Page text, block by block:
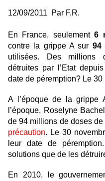
12/09/2011 Par F.R.
En France, seulement6
contre la grippe A sur 94
utilisées. Des millions
détruites par l’Etat
date de péremption? Le 30
A l’époque de la
l’époque, Roselyne
de 94 millions de doses de
précaution. Le 30
leur date de
solutions que de les
En 2010, le